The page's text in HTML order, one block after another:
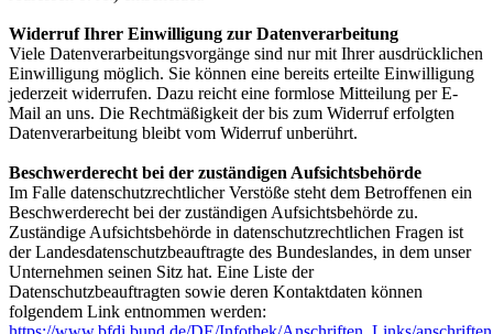
Widerruf Ihrer Einwilligung zur Datenverarbeitung
Viele Datenverarbeitungsvorgänge sind nur mit Ihrer ausdrücklichen
Einwilligung möglich. Sie können eine bereits erteilte Einwilligung
jederzeit widerrufen. Dazu reicht eine formlose Mitteilung per E-
Mail an uns. Die Rechtmäßigkeit der bis zum Widerruf erfolgten
Datenverarbeitung bleibt vom Widerruf unberührt.
Beschwerderecht bei der zuständigen Aufsichtsbehörde
Im Falle datenschutzrechtlicher Verstöße steht dem Betroffenen ein
Beschwerderecht bei der zuständigen Aufsichtsbehörde zu.
Zuständige Aufsichtsbehörde in datenschutzrechtlichen Fragen ist
der Landesdatenschutzbeauftragte des Bundeslandes, in dem unser
Unternehmen seinen Sitz hat. Eine Liste der
Datenschutzbeauftragten sowie deren Kontaktdaten können
folgendem Link entnommen werden: